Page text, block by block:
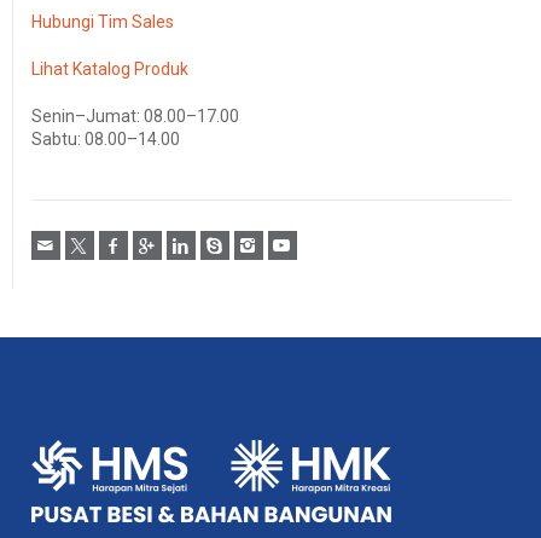
Hubungi Tim Sales
Lihat Katalog Produk
Senin–Jumat: 08.00–17.00
Sabtu: 08.00–14.00